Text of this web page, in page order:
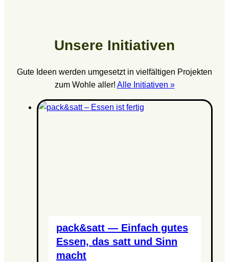
Unsere Initiativen
Gute Ideen werden umgesetzt in vielfältigen Projekten
zum Wohle aller! Alle Initiativen »
pack&satt — Einfach gutes
Essen, das satt und Sinn
macht